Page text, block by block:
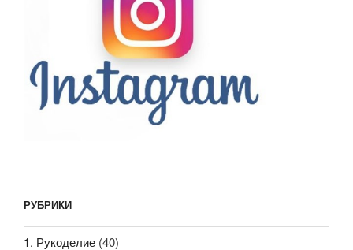
РУБРИКИ
1. Рукоделие (40)